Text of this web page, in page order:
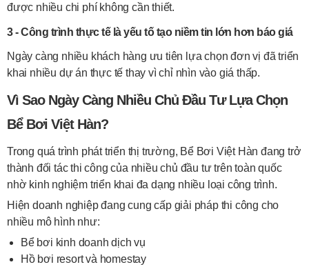
được nhiều chi phí không cần thiết.
3 - Công trình thực tế là yếu tố tạo niềm tin lớn hơn báo giá
Ngày càng nhiều khách hàng ưu tiên lựa chọn đơn vị đã triển
khai nhiều dự án thực tế thay vì chỉ nhìn vào giá thấp.
Vì Sao Ngày Càng Nhiều Chủ Đầu Tư Lựa Chọn
Bể Bơi Việt Hàn?
Trong quá trình phát triển thị trường, Bể Bơi Việt Hàn đang trở
thành đối tác thi công của nhiều chủ đầu tư trên toàn quốc
nhờ kinh nghiệm triển khai đa dạng nhiều loại công trình.
Hiện doanh nghiệp đang cung cấp giải pháp thi công cho
nhiều mô hình như:
Bể bơi kinh doanh dịch vụ
Hồ bơi resort và homestay